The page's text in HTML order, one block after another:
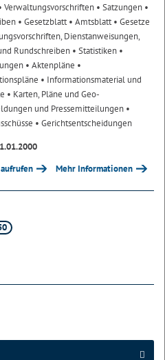
Verwaltungsvorschriften • Satzungen •
• Gesetzblatt• Amtsblatt• Gesetze
Dienstanweisungen,
Rundschreiben • Statistiken •
• Aktenpläne •
• Informationsmaterial und
• Karten, Pläne und Geo-
und Pressemitteilungen •
• Gerichtsentscheidungen
Mehr Informationen